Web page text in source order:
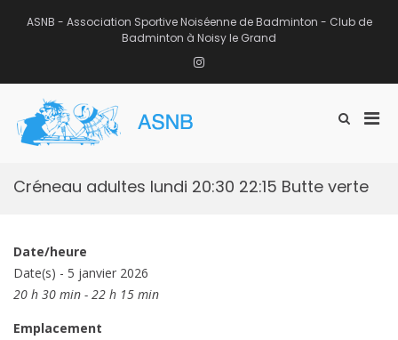
ASNB - Association Sportive Noiséenne de Badminton - Club de
Badminton à Noisy le Grand
Instagram
Afficher
recherche
Créneau adultes lundi 20:30 22:15 Butte verte
Date/heure
Date(s) - 5 janvier 2026
20 h 30 min - 22 h 15 min
Emplacement